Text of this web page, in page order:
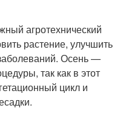
агротехнический
растение, улучшить
Осень —
так как в этот
цикл и